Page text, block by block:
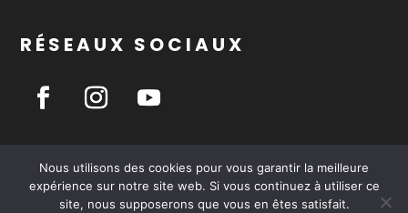
RÉSEAUX SOCIAUX
© 2020 – 2021 réalisé et propulsé par –Mathis L–
Nous utilisons des cookies pour vous garantir la meilleure
expérience sur notre site web. Si vous continuez à utiliser ce
site, nous supposerons que vous en êtes satisfait.